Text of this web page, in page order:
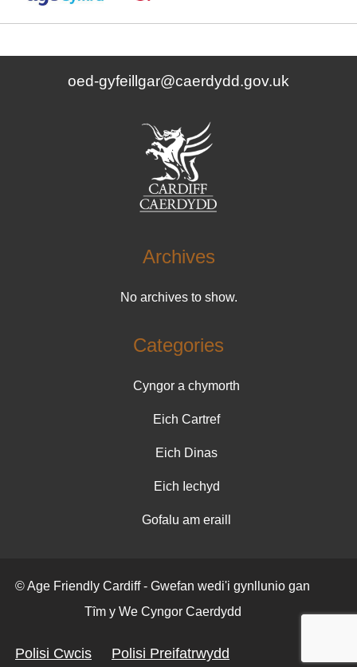
oed-gyfeillgar@caerdydd.gov.uk
Archives
No archives to show.
Categories
Cyngor a chymorth
Eich Cartref
Eich Dinas
Eich Iechyd
Gofalu am eraill
© Age Friendly Cardiff - Gwefan wedi'i gynllunio gan
Tȋm y We Cyngor Caerdydd
Polisi Cwcis Polisi Preifatrwydd